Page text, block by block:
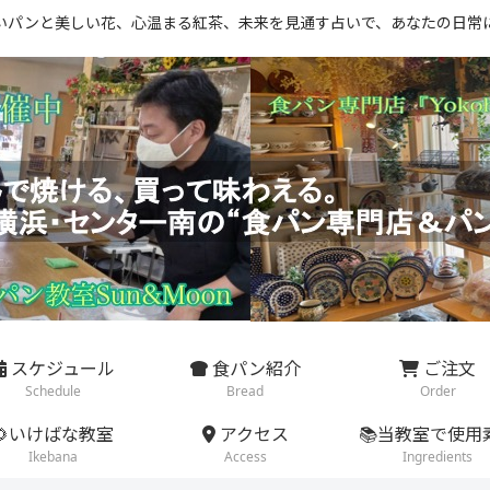
パンと美しい花、心温まる紅茶、未来を見通す占いで、あなたの日常
スケジュール
Schedule
食パン紹介
Bread
ご注文
Order
いけばな教室
Ikebana
アクセス
Access
📚当教室で使用
Ingredients